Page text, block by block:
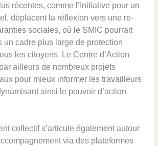
récentes, comme l’Initiative pour un
déplacent la réflexion vers une re-
sociales, où le SMIC pourrait
un cadre plus large de protection
les citoyens. Le Centre d’Action
ailleurs de nombreux projets
pour mieux informer les travailleurs
ainsi le pouvoir d’action
collectif s’articule également autour
via des plateformes